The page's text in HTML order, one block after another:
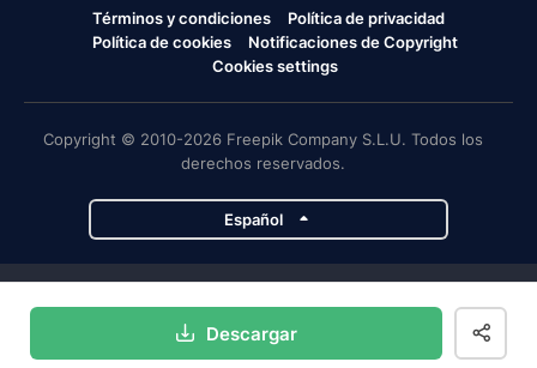
Descargar
Términos y condiciones
Política de privacidad
Política de cookies
Notificaciones de Copyright
Cookies settings
Copyright © 2010-2026 Freepik Company S.L.U. Todos los
derechos reservados.
Español
Magnific Flaticon